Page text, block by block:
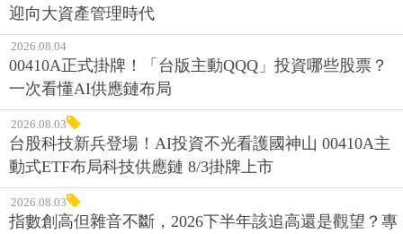
迎向大資產管理時代
2026.08.04
00410A正式掛牌！「台版主動QQQ」投資哪些股票？
一次看懂AI供應鏈布局
2026.08.03
台股科技新兵登場！AI投資不光看護國神山 00410A主
動式ETF布局科技供應鏈 8/3掛牌上市
2026.08.03
指數創高但雜音不斷，2026下半年該追高還是觀望？專